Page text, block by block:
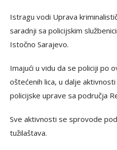
Istragu vodi Uprava
saradnji sa policijskim
Istočno Sarajevo.
Imajući u vidu da se policiji po
oštećenih lica, u dalje
policijske uprave sa područja
Sve aktivnosti se sprovode
tužilaštava.